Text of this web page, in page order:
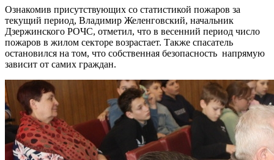
Ознакомив присутствующих со статистикой пожаров за
текущий период, Владимир Желенговский, начальник
Дзержинского РОЧС, отметил, что в весенний период число
пожаров в жилом секторе возрастает. Также спасатель
остановился на том, что собственная безопасность напрямую
зависит от самих граждан.